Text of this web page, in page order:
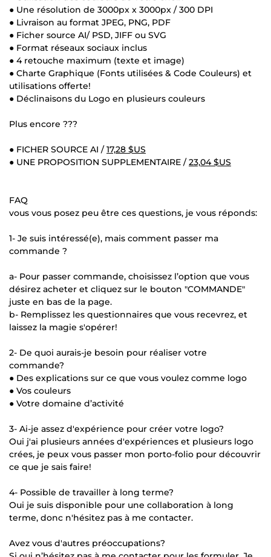
● Une résolution de 3000px x 3000px / 300 DPI
● Livraison au format JPEG, PNG, PDF
● Ficher source AI/ PSD, JIFF ou SVG
● Format réseaux sociaux inclus
● 4 retouche maximum (texte et image)
● Charte Graphique (Fonts utilisées & Code Couleurs) et
utilisations offerte!
● Déclinaisons du Logo en plusieurs couleurs
Plus encore ???
● FICHER SOURCE AI /17,28 $US
● UNE PROPOSITION SUPPLEMENTAIRE /23,04 $US
FAQ
vous vous posez peu être ces questions, je vous réponds:
1- Je suis intéressé(e), mais comment passer ma
commande ?
a- Pour passer commande, choisissez l’option que vous
désirez acheter et cliquez sur le bouton "COMMANDE"
juste en bas de la page.
b- Remplissez les questionnaires que vous recevrez, et
laissez la magie s'opérer!
2- De quoi aurais-je besoin pour réaliser votre
commande?
● Des explications sur ce que vous voulez comme logo
● Vos couleurs
● Votre domaine d’activité
3- Ai-je assez d'expérience pour créer votre logo?
Oui j'ai plusieurs années d'expériences et plusieurs logo
crées, je peux vous passer mon porto-folio pour découvrir
ce que je sais faire!
4- Possible de travailler à long terme?
Oui je suis disponible pour une collaboration à long
terme, donc n'hésitez pas à me contacter.
Avez vous d'autres préoccupations?